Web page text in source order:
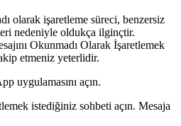
olarak işaretleme süreci, benzersiz
nedeniyle oldukça ilginçtir.
Okunmadı Olarak İşaretlemek
etmeniz yeterlidir.
uygulamasını açın.
istediğiniz sohbeti açın. Mesaja